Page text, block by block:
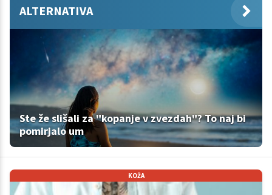
ALTERNATIVA
Ste že slišali za "kopanje v zvezdah"? To naj bi
pomirjalo um
KOŽA